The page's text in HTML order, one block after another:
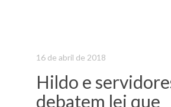
16 de abril de 2018
Hildo e
debatem lei que